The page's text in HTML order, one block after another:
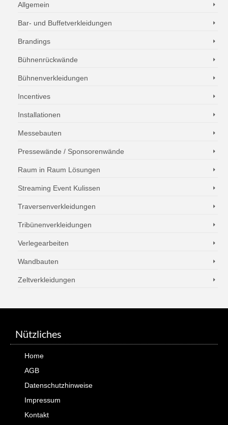
Allgemein
Bar- und Buffetverkleidungen
Brandings
Bühnenrückwände
Bühnenverkleidungen
Incentives
Installationen
Messebauten
Pressewände / Sponsorenwände
Raum in Raum Lösungen
Streaming Event Kulissen
Traversenverkleidungen
Tribünenverkleidungen
Verlegearbeiten
Wandbauten
Zeltverkleidungen
Nützliches
Home
AGB
Datenschutzhinweise
Impressum
Kontakt